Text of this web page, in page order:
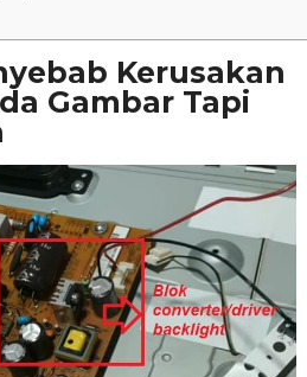
Kerusakan
Gambar Tapi